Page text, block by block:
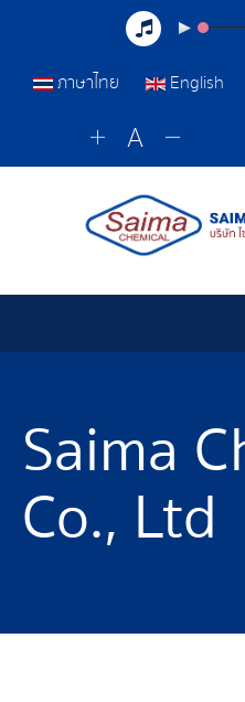
ภาษาไทย English
Saima
Co., Ltd